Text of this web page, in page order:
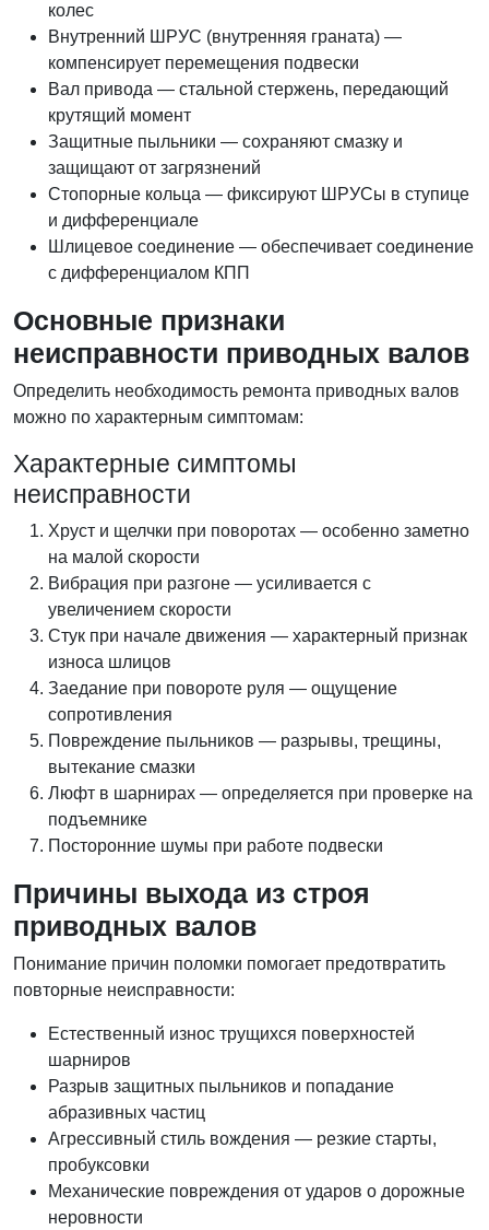
колес
Внутренний ШРУС (внутренняя граната) —
компенсирует перемещения подвески
Вал привода — стальной стержень, передающий
крутящий момент
Защитные пыльники — сохраняют смазку и
защищают от загрязнений
Стопорные кольца — фиксируют ШРУСы в ступице
и дифференциале
Шлицевое соединение — обеспечивает соединение
с дифференциалом КПП
Основные признаки
неисправности приводных валов
Определить необходимость ремонта приводных валов
можно по характерным симптомам:
Характерные симптомы
неисправности
Хруст и щелчки при поворотах — особенно заметно
на малой скорости
Вибрация при разгоне — усиливается с
увеличением скорости
Стук при начале движения — характерный признак
износа шлицов
Заедание при повороте руля — ощущение
сопротивления
Повреждение пыльников — разрывы, трещины,
вытекание смазки
Люфт в шарнирах — определяется при проверке на
подъемнике
Посторонние шумы при работе подвески
Причины выхода из строя
приводных валов
Понимание причин поломки помогает предотвратить
повторные неисправности:
Естественный износ трущихся поверхностей
шарниров
Разрыв защитных пыльников и попадание
абразивных частиц
Агрессивный стиль вождения — резкие старты,
пробуксовки
Механические повреждения от ударов о дорожные
неровности